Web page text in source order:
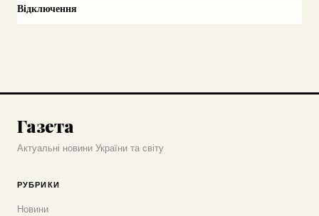
Відключення
Газета
Актуальні новини України та світу
РУБРИКИ
Новини